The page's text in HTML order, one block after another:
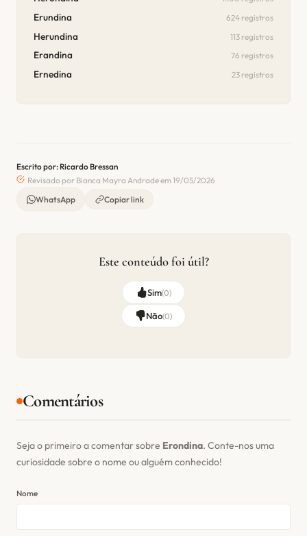
Erundina 624 registros
Herundina 113 registros
Erandina 76 registros
Ernedina 23 registros
Escrito por: Ricardo Bressan
Revisado por Bianca Mayra Andrade em 19/05/2026
WhatsApp
Copiar link
Este conteúdo foi útil?
Sim(0)
Não(0)
Comentários
Seja o primeiro a comentar sobre Erondina. Conte-nos uma
curiosidade sobre o nome ou alguém conhecido!
Nome